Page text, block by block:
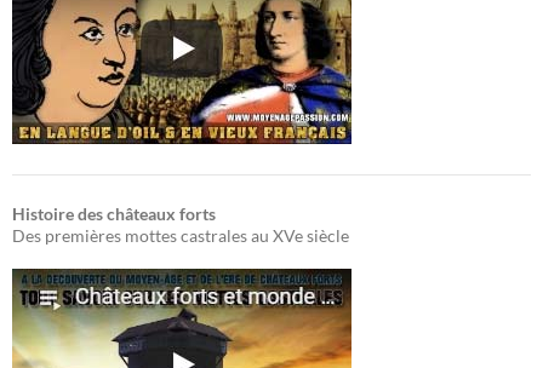
Histoire des châteaux forts
Des premières mottes castrales au XVe siècle